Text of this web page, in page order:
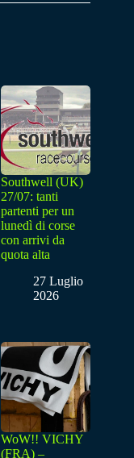
Southwell (UK)
27/07: tanti
partenti per un
lunedì di corse
con arrivi da
quota alta
27 Luglio
2026
WoW!! VICHY
(FRA) –